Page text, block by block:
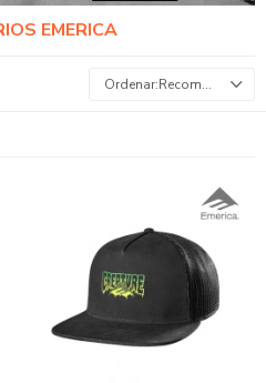
EMERICA
Recomendados